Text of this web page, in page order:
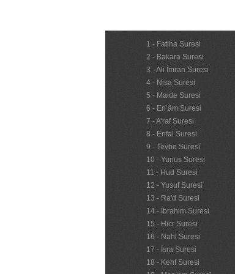
1 - Fatiha Suresi
2 - Bakara Suresi
3 - Ali İmran Suresi
4 - Nisa Suresi
5 - Maide Suresi
6 - En’âm Suresi
7 - A'raf Suresi
8 - Enfal Suresi
9 - Tevbe Suresi
10 - Yunus Suresi
11 - Hud Suresi
12 - Yusuf Suresi
13 - Ra'd Suresi
14 - İbrahim Suresi
15 - Hicr Suresi
16 - Nahl Suresi
17 - İsra Suresi
18 - Kehf Suresi